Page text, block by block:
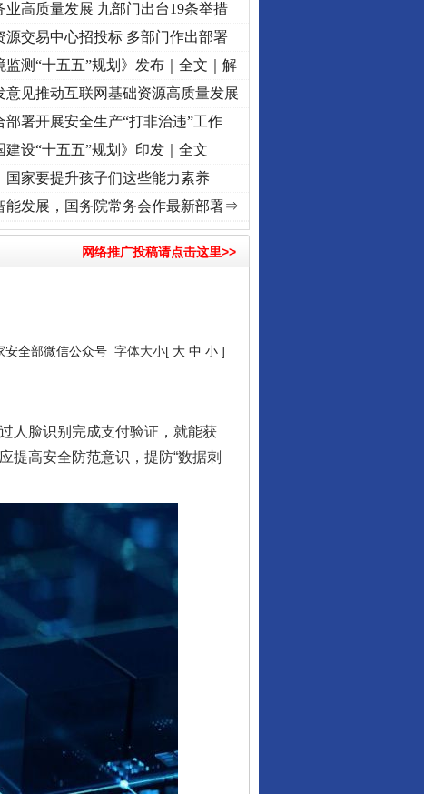
视频]牢记初心使命 奋进复兴征程丨“转折之城”激荡..
业高质量发展 九部门出台19条举措
源交易中心招投标 多部门作出部署
监测“十五五”规划》发布｜全文｜解
意见推动互联网基础资源高质量发展
部署开展安全生产“打非治违”工作
建设“十五五”规划》印发｜全文
国家要提升孩子们这些能力素养
能发展，国务院常务会作最新部署⇒
网络推广投稿请点击这里>>
安全部微信公众号 字体大小[ 大 中 小 ]
人脸识别完成支付验证，就能获
提高安全防范意识，提防“数据刺